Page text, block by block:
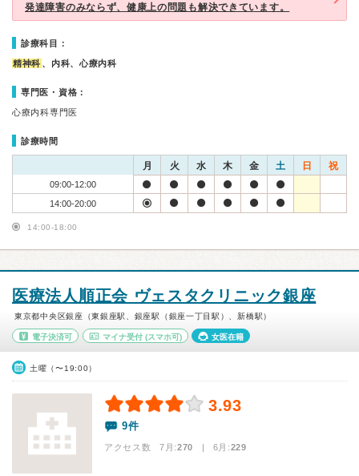
発達障害のみならず、健康上の問題も解決できています。
診療科目：
精神科 、内科、心療内科
専門医・資格：
心療内科専門医
診療時間
月 火 水 木 金 土 日 祝
09:00-12:00
14:00-20:00
14:00-18:00
医療法人順正会 ヴェスタクリニック銀座
東京都中央区銀座（東銀座駅、銀座駅（銀座一丁目駅）、新橋駅）
電子決済可 マイナ受付(スマホ可) 女医在籍
土曜（〜19:00）
3.93
9件
アクセス数 7月:270 | 6月:229